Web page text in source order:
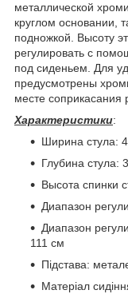
металлической
круглом основании,
подножкой. Высоту
регулировать с
под сиденьем. Для
предусмотрены
месте соприкасания
Характеристики:
Ширина стула:
Глубина стула:
Высота спинки
Диапазон
Диапазон
111 см
Підстава:
Матеріал